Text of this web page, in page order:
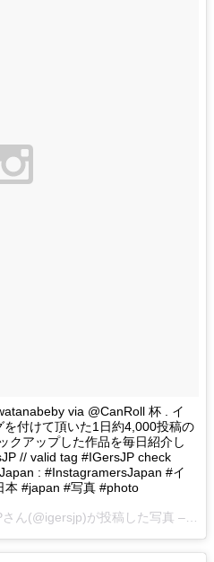
via @CanRoll 杯 . イ
付けて頂いた1日約4,000投稿の
クアップした作品を毎日紹介し
// valid tag #IGersJP check
: #InstagramersJapan #イ
本 #japan #写真 #photo